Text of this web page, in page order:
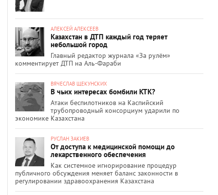
АЛЕКСЕЙ АЛЕКСЕЕВ
Казахстан в ДТП каждый год теряет
небольшой город
Главный редактор журнала «За рулём»
комментирует ДТП на Аль-Фараби
ВЯЧЕСЛАВ ЩЕКУНСКИХ
В чьих интересах бомбили КТК?
Атаки беспилотников на Каспийский
трубопроводный консорциум ударили по
экономике Казахстана
РУСЛАН ЗАКИЕВ
От доступа к медицинской помощи до
лекарственного обеспечения
Как системное игнорирование процедур
публичного обсуждения меняет баланс законности в
регулировании здравоохранения Казахстана